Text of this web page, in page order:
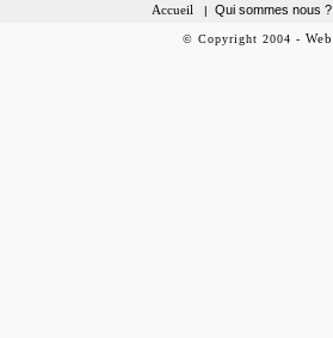
Accueil | Qui sommes nous ?
© Copyright 2004 -